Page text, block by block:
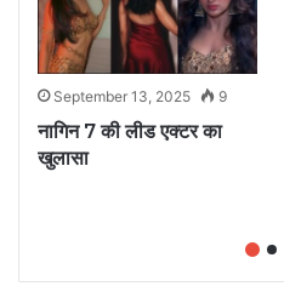
September 13, 2025 9
नागिन 7 की लीड एक्टर का
खुलासा